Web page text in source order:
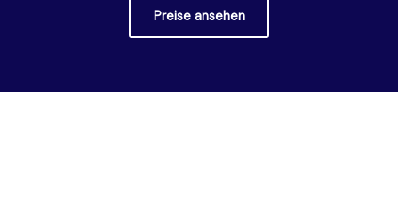
Preise ansehen